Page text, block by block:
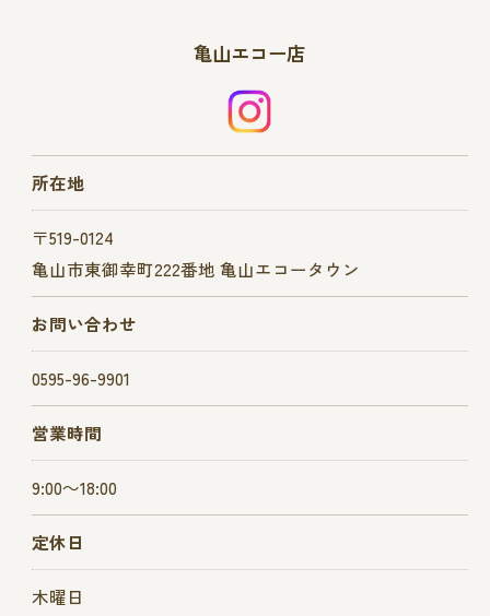
亀山エコー店
所在地
〒519-0124
亀山市東御幸町222番地 亀山エコータウン
お問い合わせ
0595-96-9901
営業時間
9:00～18:00
定休日
木曜日